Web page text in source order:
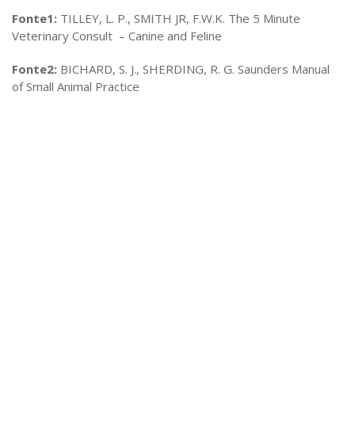
Fonte1: TILLEY, L. P., SMITH JR, F.W.K. The 5 Minute
Veterinary Consult – Canine and Feline
Fonte2: BICHARD, S. J., SHERDING, R. G. Saunders Manual
of Small Animal Practice